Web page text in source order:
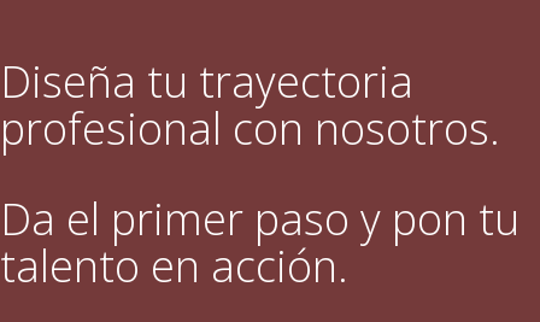
Diseña tu trayectoria
profesional con nosotros.
Da el primer paso y pon tu
talento en acción.